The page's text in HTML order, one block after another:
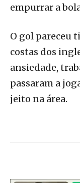
empurrar a
O gol pareceu
costas dos
ansiedade,
passaram a
jeito na área.